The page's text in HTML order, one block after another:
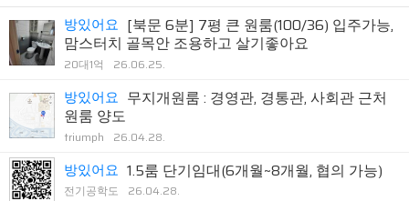
방있어요 [북문 6분] 7평 큰 원룸(100/36) 입주가능,
맘스터치 골목안 조용하고 살기좋아요
20대1억 26.06.25.
방있어요 무지개원룸 : 경영관, 경통관, 사회관 근처
원룸 양도
triumph 26.04.28.
방있어요 1.5룸 단기임대(6개월~8개월, 협의 가능)
전기공학도 26.04.28.